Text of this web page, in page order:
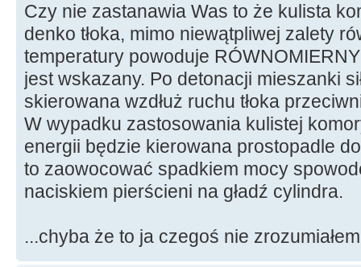
Czy nie zastanawia Was to że kulista
denko tłoka, mimo niewątpliwej zalety
temperatury powoduje
jest wskazany. Po detonacji mieszanki
skierowana wzdłuż ruchu tłoka
W wypadku zastosowania kulistej
energii będzie kierowana prostopadle
to zaowocować spadkiem mocy
naciskiem pierścieni na gładź cylindra.
...chyba że to ja czegoś nie